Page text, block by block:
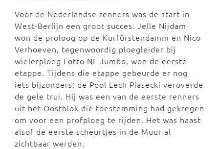
Voor de Nederlandse renners was de start in
West-Berlijn een groot succes. Jelle Nijdam
won de proloog op de Kurfürstendamm en Nico
Verhoeven, tegenwoordig ploegleider bij
wielerploeg Lotto NL Jumbo, won de eerste
etappe. Tijdens die etappe gebeurde er nog
iets bijzonders: de Pool Lech Piasecki veroverde
de gele trui. Hij was een van de eerste renners
uit het Oostblok die toestemming had gekregen
om voor een profploeg te rijden. Het was haast
alsof de eerste scheurtjes in de Muur al
zichtbaar werden.